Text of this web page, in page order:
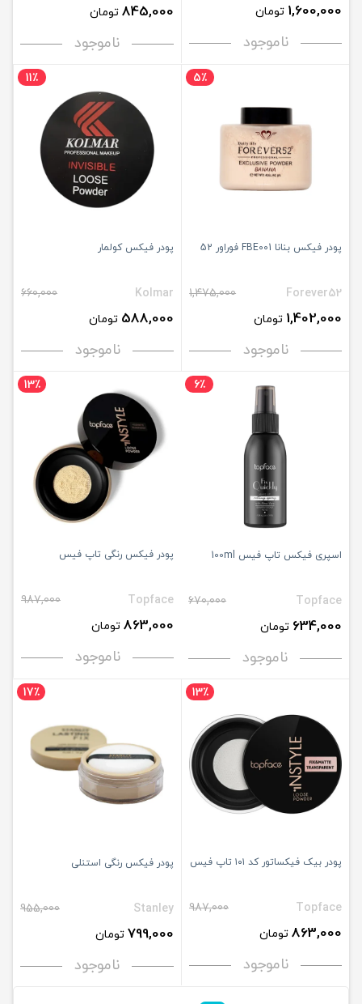
1,600,000 تومان
ناموجود
845,000 تومان
ناموجود
5٪
پودر فیکس بنانا FBE001 فوراور 52
Forever52
1,475,000
1,402,000 تومان
ناموجود
11٪
پودر فیکس کولمار
Kolmar
660,000
588,000 تومان
ناموجود
6٪
اسپری فیکس تاپ فیس 100ml
Topface
670,000
634,000 تومان
ناموجود
13٪
پودر فیکس رنگی تاپ فیس
Topface
987,000
863,000 تومان
ناموجود
13٪
پودر بیک فیکساتور کد ۱۰۱ تاپ فیس
Topface
987,000
863,000 تومان
ناموجود
17٪
پودر فیکس رنگی استنلی
Stanley
955,000
799,000 تومان
ناموجود